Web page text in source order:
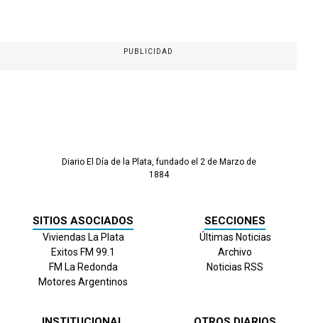
PUBLICIDAD
Diario El Día de la Plata, fundado el 2 de Marzo de
1884
SITIOS ASOCIADOS
Viviendas La Plata
Exitos FM 99.1
FM La Redonda
Motores Argentinos
SECCIONES
Últimas Noticias
Archivo
Noticias RSS